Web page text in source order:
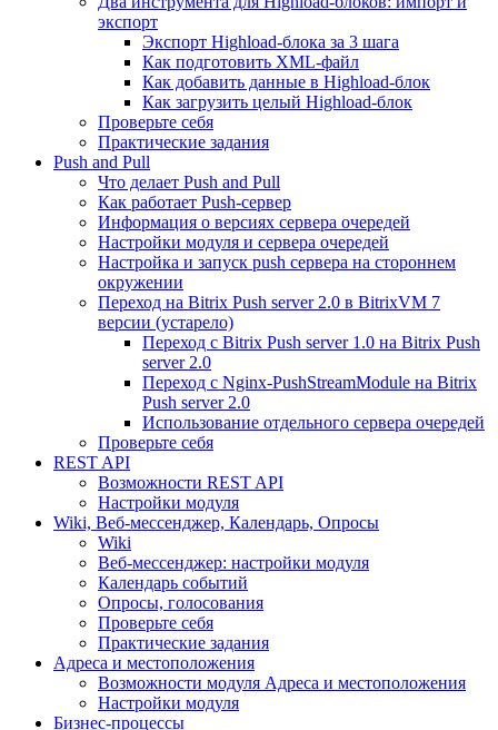
экспорт
Экспорт Highload-блока за 3 шага
Как подготовить XML-файл
Как добавить данные в Highload-блок
Как загрузить целый Highload-блок
Проверьте себя
Практические задания
Push and Pull
Что делает Push and Pull
Как работает Push-сервер
Информация о версиях сервера очередей
Настройки модуля и сервера очередей
Настройка и запуск push сервера на стороннем
окружении
Переход на Bitrix Push server 2.0 в BitrixVM 7
версии (устарело)
Переход с Bitrix Push server 1.0 на Bitrix Push
server 2.0
Переход с Nginx-PushStreamModule на Bitrix
Push server 2.0
Использование отдельного сервера очередей
Проверьте себя
REST API
Возможности REST API
Настройки модуля
Wiki, Веб-мессенджер, Календарь, Опросы
Wiki
Веб-мессенджер: настройки модуля
Календарь событий
Опросы, голосования
Проверьте себя
Практические задания
Адреса и местоположения
Возможности модуля Адреса и местоположения
Настройки модуля
Бизнес-процессы